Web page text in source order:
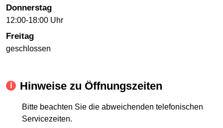
Donnerstag
12:00-18:00 Uhr
Freitag
geschlossen
Hinweise zu Öffnungszeiten
Bitte beachten Sie die abweichenden telefonischen
Servicezeiten.